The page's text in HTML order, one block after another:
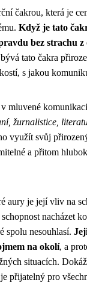
čakrou, která je
Když je tato
bez strachu z
tato čakra
s jakou
mluvené
žurnalistice,
využít svůj
a přitom
aury je její vliv na
nacházet
spolu nesouhlasí.
na okolí, a
situacích.
přijatelný pro